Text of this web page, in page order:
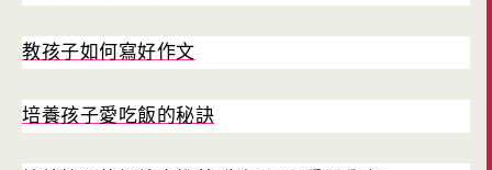
教孩子如何寫好作文
培養孩子愛吃飯的秘訣